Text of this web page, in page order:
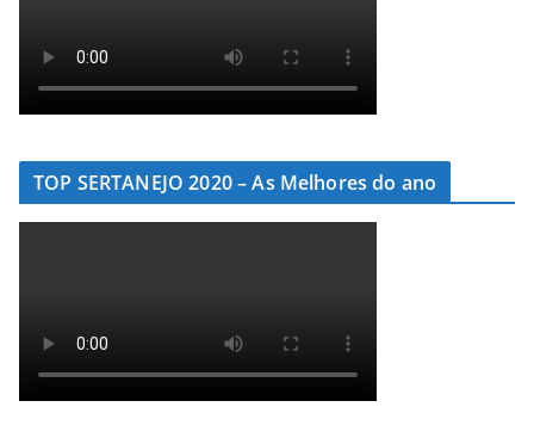
TOP SERTANEJO 2020 – As Melhores do ano